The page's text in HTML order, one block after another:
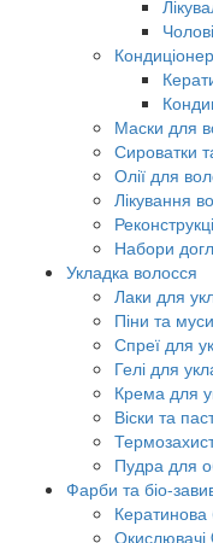
Маски для
Сироватки
Олії для
Лікування
Набори
Укладка волосся
Лаки для
Піни та
Спреї для
Гелі для
Крема для
Віски та
Пудра для
Фарби та біо-
Кератинова
Окислювачі